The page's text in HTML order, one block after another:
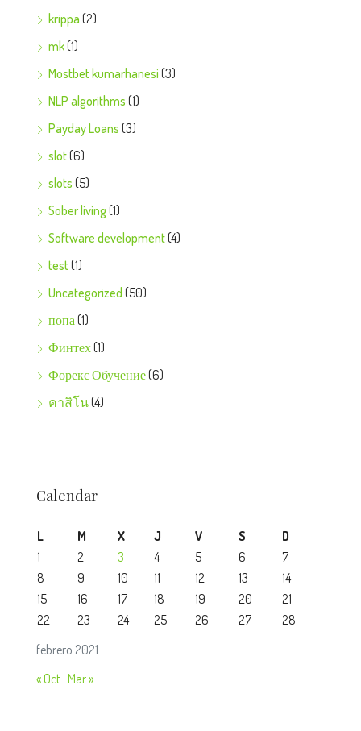
krippa (2)
mk(1)
Mostbet kumarhanesi (3)
NLP algorithms (1)
Payday Loans (3)
slot(6)
slots (5)
Sober living (1)
Software development(4)
test(1)
Uncategorized (50)
попа(1)
Финтех(1)
Форекс Обучение(6)
คาสิโน(4)
Calendar
febrero 2021
L M X J V S
D
1
2 3 4 5 6
7
8
9 10 11 12 13
14
15
16 17 18 19 20
21
22
23 24 25 26 27 28
« Oct Mar »